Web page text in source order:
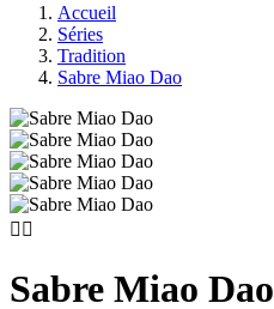
Accueil
Séries
Tradition
Sabre Miao Dao
 
Sabre Miao Dao